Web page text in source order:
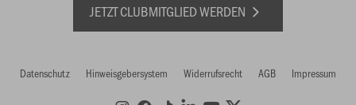
JETZT CLUBMITGLIED WERDEN
Datenschutz Hinweisgebersystem Widerrufsrecht AGB Impressum